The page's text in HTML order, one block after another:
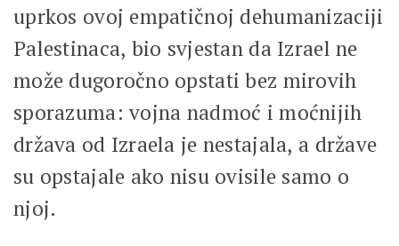
uprkos ovoj empatičnoj dehumanizaciji
Palestinaca, bio svjestan da Izrael ne
može dugoročno opstati bez mirovih
sporazuma: vojna nadmoć i moćnijih
država od Izraela je nestajala, a države
su opstajale ako nisu ovisile samo o
njoj.